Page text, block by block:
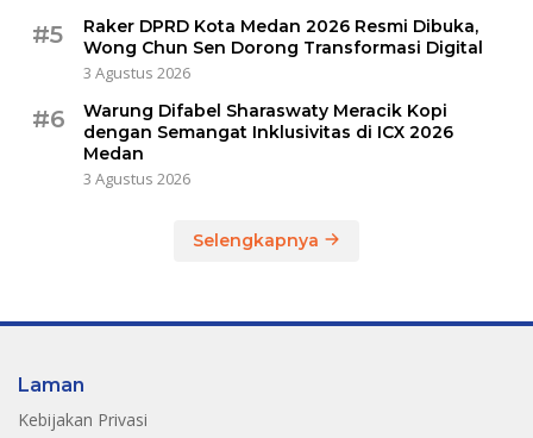
#5
Raker DPRD Kota Medan 2026 Resmi Dibuka,
Wong Chun Sen Dorong Transformasi Digital
3 Agustus 2026
#6
Warung Difabel Sharaswaty Meracik Kopi
dengan Semangat Inklusivitas di ICX 2026
Medan
3 Agustus 2026
Selengkapnya
Laman
Kebijakan Privasi